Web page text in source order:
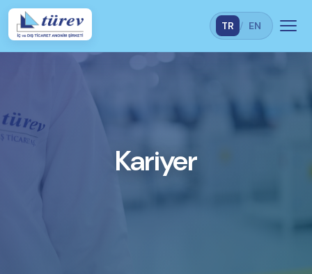
TR / EN
Kariyer